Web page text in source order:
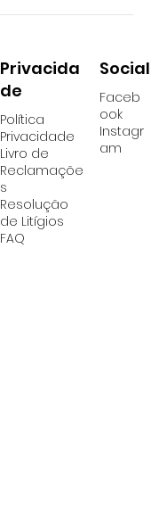
Política
Privacidade
Livro de
Reclamaçõe
s
Resolução
de Litígios
FAQ
Privacida
de
Faceb
ook
Instagr
am
Social